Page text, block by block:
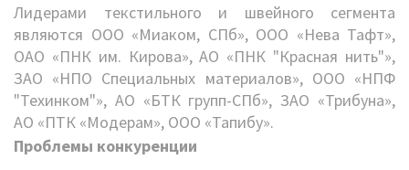
Лидерами текстильного и швейного сегмента
являются ООО «Миаком, СПб», ООО «Нева Тафт»,
ОАО «ПНК им. Кирова», АО «ПНК "Красная нить"»,
ЗАО «НПО Специальных материалов», ООО «НПФ
"Техинком"», АО «БТК групп-СПб», ЗАО «Трибуна»,
АО «ПТК «Модерам», ООО «Тапибу».
Проблемы конкуренции